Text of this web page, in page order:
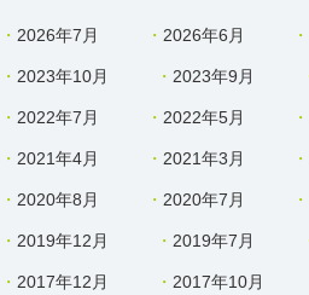
2026年7月 2026年6月
2023年10月 2023年9月
2022年7月 2022年5月
2021年4月 2021年3月
2020年8月 2020年7月
2019年12月 2019年7月
2017年12月 2017年10月